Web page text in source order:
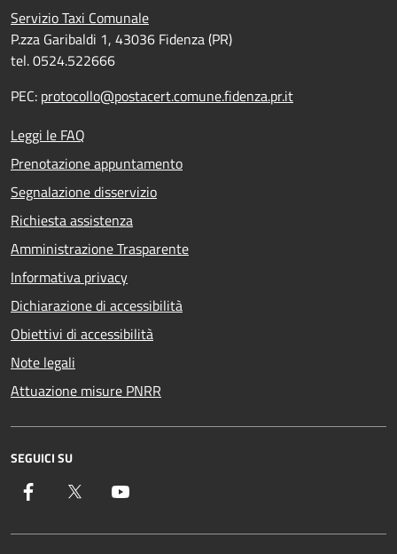
Servizio Taxi Comunale
P.zza Garibaldi 1, 43036 Fidenza (PR)
tel. 0524.522666
PEC: protocollo@postacert.comune.fidenza.pr.it
Leggi le FAQ
Prenotazione appuntamento
Segnalazione disservizio
Richiesta assistenza
Amministrazione Trasparente
Informativa privacy
Dichiarazione di accessibilità
Obiettivi di accessibilità
Note legali
Attuazione misure PNRR
SEGUICI SU
Facebook Twitter